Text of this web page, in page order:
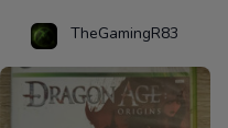
TheGamingR83